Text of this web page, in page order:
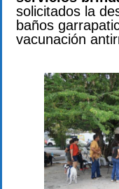
solicitados la
baños
vacunación